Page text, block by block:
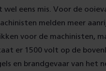
eens mis. Voor de
melden meer
voor de machinisten,
er 1500 volt op de
en brandgevaar van het